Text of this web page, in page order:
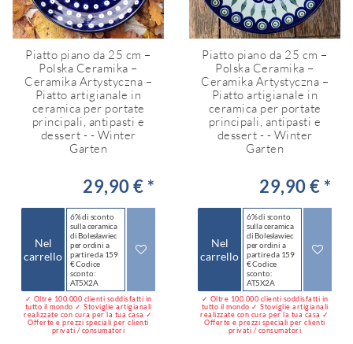
Piatto piano da 25 cm –
Polska Ceramika –
Ceramika Artystyczna –
Piatto artigianale in
ceramica per portate
principali, antipasti e
dessert - - Winter
Garten
29,90 € *
Nel
carrello
6% di sconto
sulla ceramica
di Bolesławiec
per ordini a
partire da 159
€ Codice
sconto:
AT5X2A
✓ Oltre 100.000 clienti soddisfatti in
tutto il mondo ✓ Stoviglie artigianali
realizzate con cura per la tua casa ✓
Offerte e prezzi speciali per clienti
privati / consumatori
Piatto piano da 25 cm –
Polska Ceramika –
Ceramika Artystyczna –
Piatto artigianale in
ceramica per portate
principali, antipasti e
dessert - - Winter
Garten
29,90 € *
Nel
carrello
6% di sconto
sulla ceramica
di Bolesławiec
per ordini a
partire da 159
€ Codice
sconto:
AT5X2A
✓ Oltre 100.000 clienti soddisfatti in
tutto il mondo ✓ Stoviglie artigianali
realizzate con cura per la tua casa ✓
Offerte e prezzi speciali per clienti
privati / consumatori